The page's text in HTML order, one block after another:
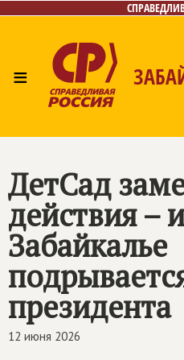
≡
ДетСад
действия –
Забайкалье
президента
12 июня 2026